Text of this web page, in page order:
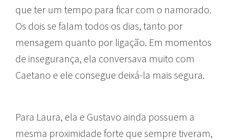
que ter um tempo para ficar com o namorado.
Os dois se falam todos os dias, tanto por
mensagem quanto por ligação. Em momentos
de insegurança, ela conversava muito com
Caetano e ele consegue deixá-la mais segura.
Para Laura, ela e Gustavo ainda possuem a
mesma proximidade forte que sempre tiveram,